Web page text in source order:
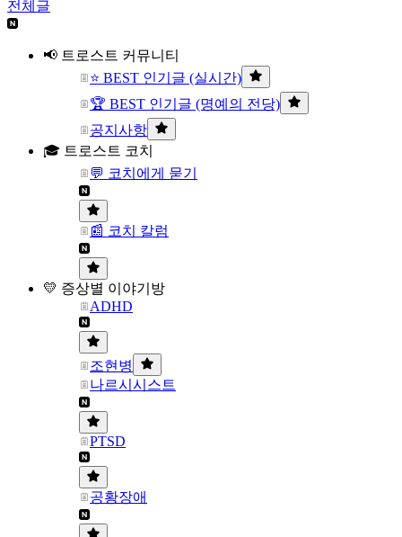
전체글
📢 트로스트 커뮤니티
⭐ BEST 인기글 (실시간)
🏆 BEST 인기글 (명예의 전당)
공지사항
🎓 트로스트 코치
💬 코치에게 묻기
📰 코치 칼럼
💛 증상별 이야기방
ADHD
조현병
나르시시스트
PTSD
공황장애